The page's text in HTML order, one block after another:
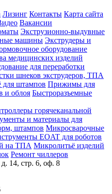
Лизинг Контакты Карта сайта
Вакансии
Экструзионно-выдувные
машины Экструдеры и
оборудование
медицинских изделий
для переработки
шнеков экструдеров, ТПА
для штампов Прижимы для
и облоя Быстроразъемные
горячеканальной
и материалы для
штампов Микросварочные
EOAT для роботов
на ТПА Микролитьё изделий
Ремонт чиллеров
14, стр. 6, оф. 8